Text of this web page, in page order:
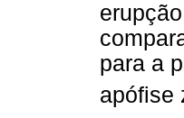
para a
apófise